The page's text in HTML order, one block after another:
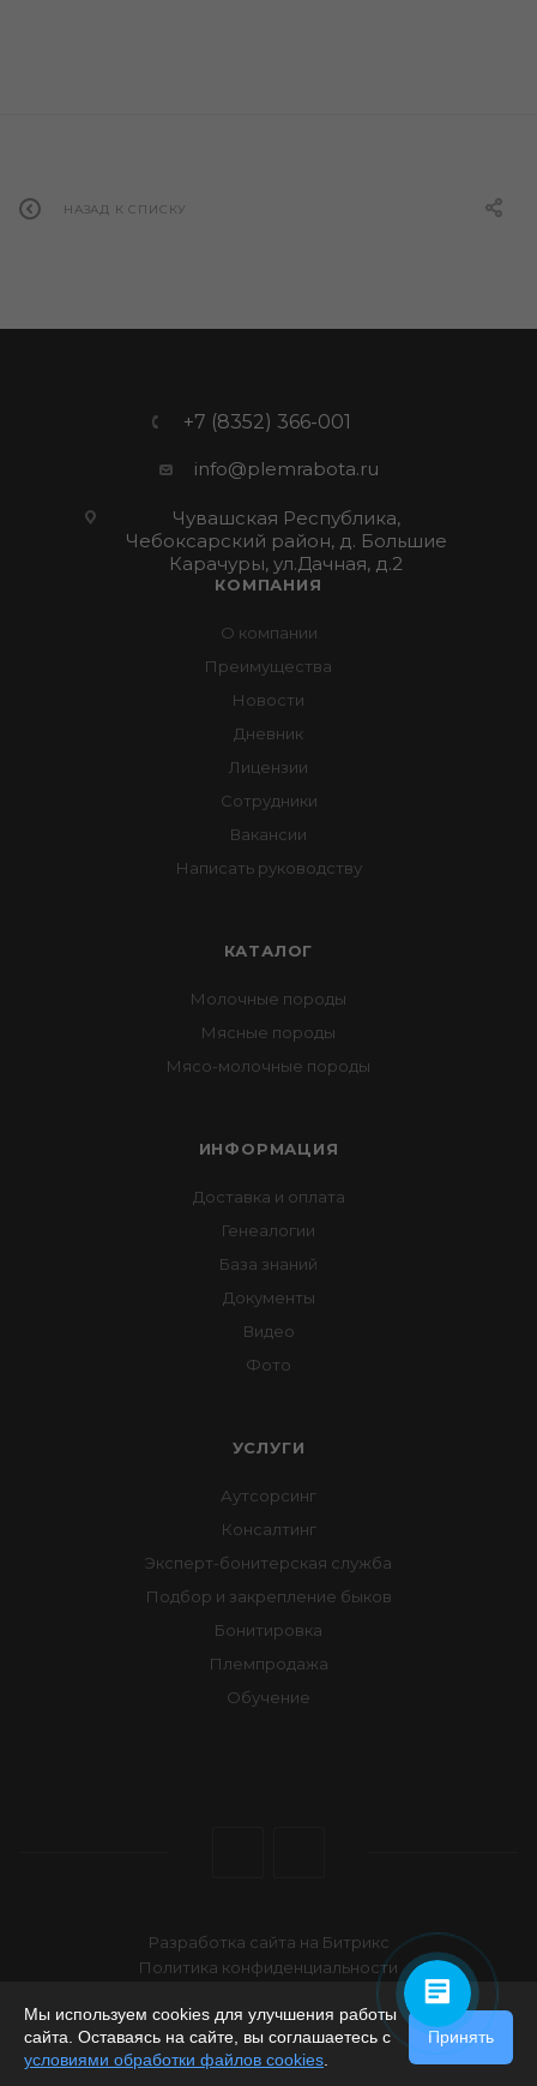
НАЗАД К СПИСКУ
+7 (8352) 366-001
info@plemrabota.ru
Чувашская Республика,
Чебоксарский район, д. Большие
Карачуры, ул.Дачная, д.2
КОМПАНИЯ
О компании
Преимущества
Новости
Дневник
Лицензии
Сотрудники
Вакансии
Написать руководству
КАТАЛОГ
Молочные породы
Мясные породы
Мясо-молочные породы
ИНФОРМАЦИЯ
Доставка и оплата
Генеалогии
База знаний
Документы
Видео
Фото
УСЛУГИ
Аутсорсинг
Консалтинг
Эксперт-бонитерская служба
Подбор и закрепление быков
Бонитировка
Племпродажа
Обучение
Разработка сайта на Битрикс
Политика конфиденциальности
2026 © АО "Чувашское" по племенной работе
Мы используем cookies для улучшения работы
сайта. Оставаясь на сайте, вы соглашаетесь с
условиями обработки файлов cookies
Принять